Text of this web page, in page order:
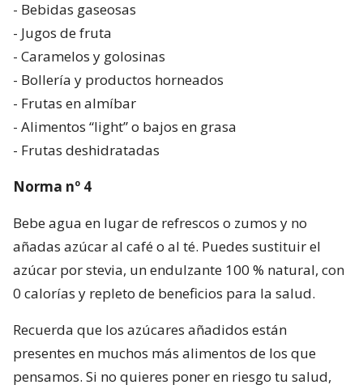
- Bebidas gaseosas
- Jugos de fruta
- Caramelos y golosinas
- Bollería y productos horneados
- Frutas en almíbar
- Alimentos “light” o bajos en grasa
- Frutas deshidratadas
Norma nº 4
Bebe agua en lugar de refrescos o zumos y no
añadas azúcar al café o al té. Puedes sustituir el
azúcar por stevia, un endulzante 100 % natural, con
0 calorías y repleto de beneficios para la salud.
Recuerda que los azúcares añadidos están
presentes en muchos más alimentos de los que
pensamos. Si no quieres poner en riesgo tu salud,